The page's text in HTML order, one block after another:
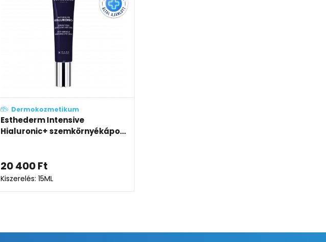
Dermokozmetikum
Esthederm Intensive
Hialuronic+ szemkörnyékápo...
20 400Ft
Kiszerelés: 15ML